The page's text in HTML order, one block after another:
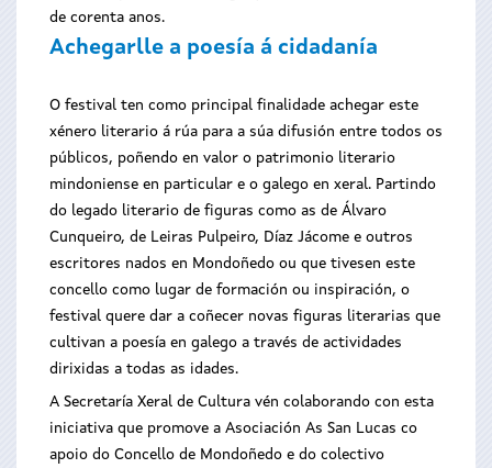
de corenta anos.
Achegarlle a poesía á cidadanía
O festival ten como principal finalidade achegar este
xénero literario á rúa para a súa difusión entre todos os
públicos, poñendo en valor o patrimonio literario
mindoniense en particular e o galego en xeral. Partindo
do legado literario de figuras como as de Álvaro
Cunqueiro, de Leiras Pulpeiro, Díaz Jácome e outros
escritores nados en Mondoñedo ou que tivesen este
concello como lugar de formación ou inspiración, o
festival quere dar a coñecer novas figuras literarias que
cultivan a poesía en galego a través de actividades
dirixidas a todas as idades.
A Secretaría Xeral de Cultura vén colaborando con esta
iniciativa que promove a Asociación As San Lucas co
apoio do Concello de Mondoñedo e do colectivo